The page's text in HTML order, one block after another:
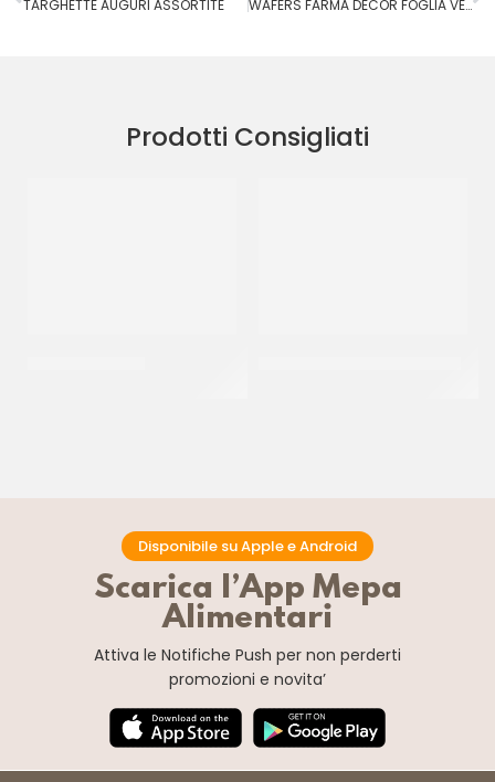
TARGHETTE AUGURI ASSORTITE WAFERS FARMA DECOR FOGLIA VERDE IN CIALDA
Prodotti Consigliati
Disponibile su Apple e Android
Scarica l’App Mepa
Alimentari
Attiva le Notifiche Push per non perderti
promozioni e novita’